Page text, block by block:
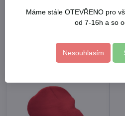
velikost
Do košíku
Máme stále OTEVŘENO pro
od 7-16h a so
Nesouhlasím